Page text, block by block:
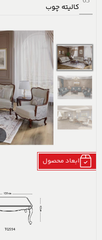
کالیته چوب
ابعاد محصول